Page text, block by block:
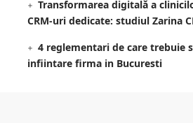
Transformarea digitală a
CRM-uri dedicate: studiul Zarina
4 reglementari de care trebuie
infiintare firma in Bucuresti